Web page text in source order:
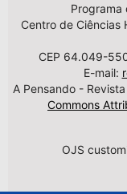
Programa
Centro de Ciências
CEP 64.049-
E-mail:
A Pensando -
Commons
OJS